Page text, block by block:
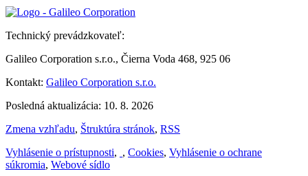
Technický prevádzkovateľ:
Galileo Corporation s.r.o., Čierna Voda 468, 925 06
Kontakt: Galileo Corporation s.r.o.
Posledná aktualizácia: 10. 8. 2026
Zmena vzhľadu, Štruktúra stránok, RSS
Vyhlásenie o prístupnosti, , Cookies, Vyhlásenie o ochrane
súkromia, Webové sídlo